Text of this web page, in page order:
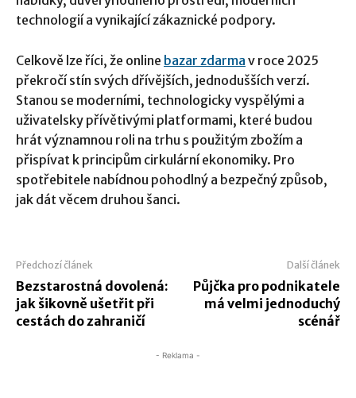
technologií a vynikající zákaznické podpory.
Celkově lze říci, že online bazar zdarma v roce 2025
překročí stín svých dřívějších, jednodušších verzí.
Stanou se moderními, technologicky vyspělými a
uživatelsky přívětivými platformami, které budou
hrát významnou roli na trhu s použitým zbožím a
přispívat k principům cirkulární ekonomiky. Pro
spotřebitele nabídnou pohodlný a bezpečný způsob,
jak dát věcem druhou šanci.
Předchozí článek
Bezstarostná dovolená:
jak šikovně ušetřit při
cestách do zahraničí
Další článek
Půjčka pro podnikatele
má velmi jednoduchý
scénář
- Reklama -